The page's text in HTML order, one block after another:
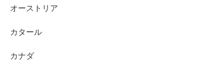
オーストリア
カタール
カナダ